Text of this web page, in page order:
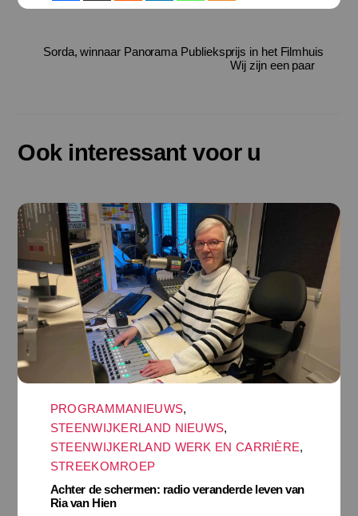
Sorda, winnaar Panorama Publieksprijs in het Filmhuis
Wij zijn een paar
Ook interessant voor u
PROGRAMMANIEUWS,
STEENWIJKERLAND NIEUWS,
STEENWIJKERLAND WERK EN CARRIÈRE,
STREEKOMROEP
Achter de schermen: radio veranderde leven van
Ria van Hien